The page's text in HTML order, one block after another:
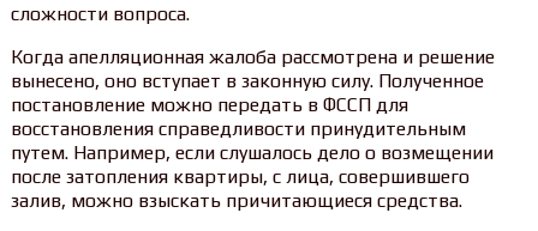
сложности вопроса.
Когда апелляционная жалоба рассмотрена и решение
вынесено, оно вступает в законную силу. Полученное
постановление можно передать в ФССП для
восстановления справедливости принудительным
путем. Например, если слушалось дело о возмещении
после затопления квартиры, с лица, совершившего
залив, можно взыскать причитающиеся средства.